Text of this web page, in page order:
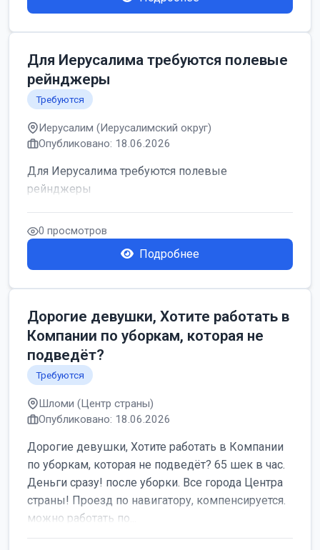
Для Иерусалима требуются полевые
рейнджеры
Требуются
Иерусалим (Иерусалимский округ)
Опубликовано: 18.06.2026
Для Иерусалима требуются полевые
рейнджеры
0 просмотров
Подробнее
Дорогие девушки, Хотите работать в
Компании по уборкам, которая не
подведёт?
Требуются
Шломи (Центр страны)
Опубликовано: 18.06.2026
Дорогие девушки, Хотите работать в Компании
по уборкам, которая не подведёт? 65 шек в час.
Деньги сразу! после уборки. Все города Центра
страны! Проезд по навигатору, компенсируется.
можно работать по...